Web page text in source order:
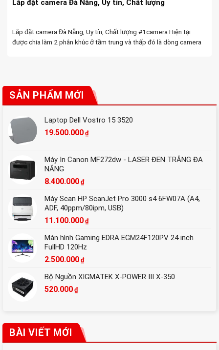
Lắp đặt camera Đà Nẵng, Uy tín, Chất lượng
Lắp đặt camera Đà Nẵng, Uy tín, Chất lượng #1camera Hiện tại
được chia làm 2 phân khúc ở tầm trung và thấp đó là dòng camera
SẢN PHẨM MỚI
Laptop Dell Vostro 15 3520
19.500.000 ₫
Máy In Canon MF272dw - LASER ĐEN TRẮNG ĐA
NĂNG
8.400.000 ₫
Máy Scan HP ScanJet Pro 3000 s4 6FW07A (A4,
ADF, 40ppm/80ipm, USB)
11.100.000 ₫
Màn hình Gaming EDRA EGM24F120PV 24 inch
FullHD 120Hz
2.500.000 ₫
Bộ Nguồn XIGMATEK X-POWER III X-350
520.000 ₫
BÀI VIẾT MỚI